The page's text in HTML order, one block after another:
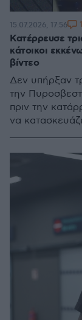
Κατέρρευσε
κάτοικοι
βίντεο
Δεν υπήρξαν
την
πριν την
να
15.07.2026, 17:56